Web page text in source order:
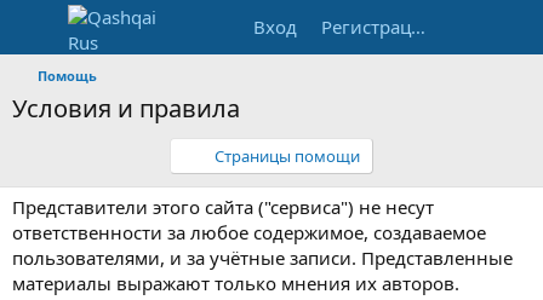
Вход Регистрация
Помощь
Условия и правила
Страницы помощи
Представители этого сайта ("сервиса") не несут
ответственности за любое содержимое, создаваемое
пользователями, и за учётные записи. Представленные
материалы выражают только мнения их авторов.